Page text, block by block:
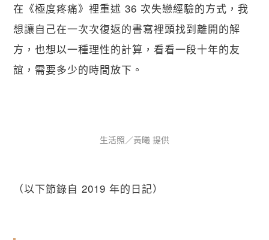
在《極度疼痛》裡重述 36 次失戀經驗的方式，我
想讓自己在一次次復返的書寫裡頭找到離開的解
方，也想以一種理性的計算，看看一段十年的友
誼，需要多少的時間放下。
生活照／黃曦 提供
（以下節錄自 2019 年的日記）